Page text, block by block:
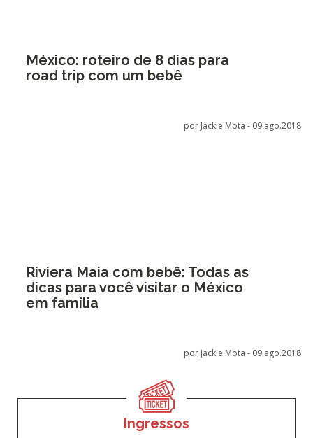
México: roteiro de 8 dias para
road trip com um bebê
por Jackie Mota - 09.ago.2018
Riviera Maia com bebê: Todas as
dicas para você visitar o México
em família
por Jackie Mota - 09.ago.2018
Ingressos